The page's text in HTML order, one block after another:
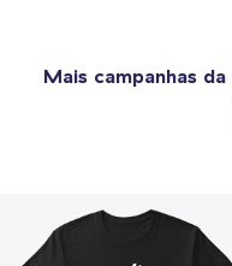
Mais campanhas da